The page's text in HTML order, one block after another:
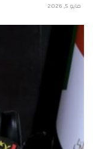
مايو 5, 2026